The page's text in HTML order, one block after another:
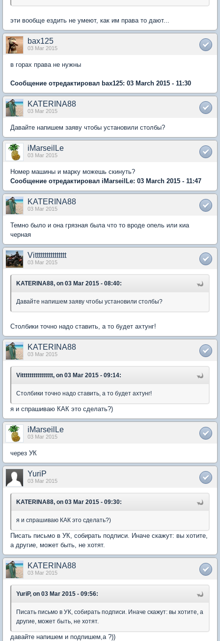
эти вообще ездить не умеют, как им права то дают...
bax125
03 Mar 2015
в горах права не нужны
Сообщение отредактировал bax125: 03 March 2015 - 11:30
KATERINA88
03 Mar 2015
Давайте напишем заяву чтобы установили столбы?
iMarseilLe
03 Mar 2015
Номер машины и марку можешь скинуть?
Сообщение отредактировал iMarseilLe: 03 March 2015 - 11:47
KATERINA88
03 Mar 2015
Темно было и она грязная была что то вроде опель или киа
черная
Vitttttttttttttttt
03 Mar 2015
KATERINA88, on 03 Mar 2015 - 08:40:
Давайте напишем заяву чтобы установили столбы?
Столбики точно надо ставить, а то будет ахтунг!
KATERINA88
03 Mar 2015
Vitttttttttttttttt, on 03 Mar 2015 - 09:14:
Столбики точно надо ставить, а то будет ахтунг!
я и спрашиваю КАК это сделать?)
iMarseilLe
03 Mar 2015
через УК
YuriP
03 Mar 2015
KATERINA88, on 03 Mar 2015 - 09:30:
я и спрашиваю КАК это сделать?)
Писать письмо в УК, собирать подписи. Иначе скажут: вы хотите,
а другие, может быть, не хотят.
KATERINA88
03 Mar 2015
YuriP, on 03 Mar 2015 - 09:56:
Писать письмо в УК, собирать подписи. Иначе скажут: вы хотите, а
другие, может быть, не хотят.
давайте напишем и подпишем,а ?))